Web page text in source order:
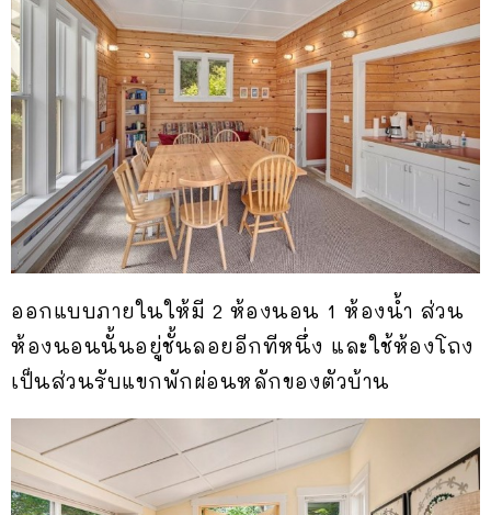
ออกแบบภายในให้มี 2 ห้องนอน 1 ห้องน้ำ ส่วน
ห้องนอนนั้นอยู่ชั้นลอยอีกทีหนึ่ง และใช้ห้องโถง
เป็นส่วนรับแขกพักผ่อนหลักของตัวบ้าน